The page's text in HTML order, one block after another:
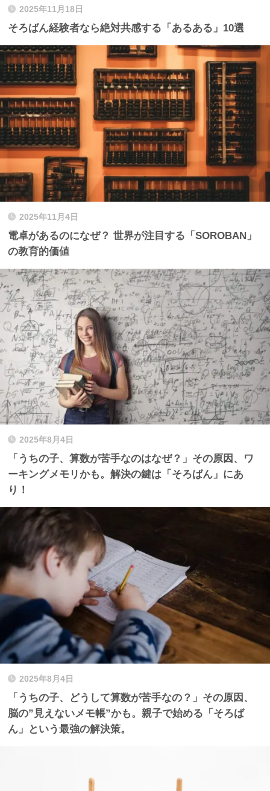
2025年11月18日
そろばん経験者なら絶対共感する「あるある」10選
2025年11月4日
電卓があるのになぜ？ 世界が注目する「SOROBAN」
の教育的価値
2025年8月4日
「うちの子、算数が苦手なのはなぜ？」その原因、ワ
ーキングメモリかも。解決の鍵は「そろばん」にあ
り！
2025年8月4日
「うちの子、どうして算数が苦手なの？」その原因、
脳の”見えないメモ帳”かも。親子で始める「そろば
ん」という最強の解決策。